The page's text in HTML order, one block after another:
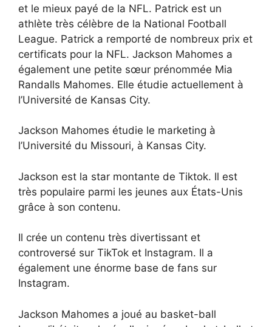
et le mieux payé de la NFL. Patrick est un
athlète très célèbre de la National Football
League. Patrick a remporté de nombreux prix et
certificats pour la NFL. Jackson Mahomes a
également une petite sœur prénommée Mia
Randalls Mahomes. Elle étudie actuellement à
l’Université de Kansas City.
Jackson Mahomes étudie le marketing à
l’Université du Missouri, à Kansas City.
Jackson est la star montante de Tiktok. Il est
très populaire parmi les jeunes aux États-Unis
grâce à son contenu.
Il crée un contenu très divertissant et
controversé sur TikTok et Instagram. Il a
également une énorme base de fans sur
Instagram.
Jackson Mahomes a joué au basket-ball